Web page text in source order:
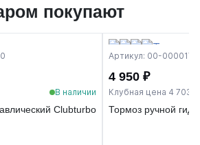
покупают
В наличии
Clubturbo
Артикул: 00-
4 950 ₽
Клубная цена 4 703 ₽
Тормоз ручной